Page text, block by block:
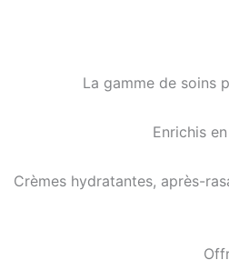
La gamme de soins
Enrichis
Crèmes hydratantes, après-